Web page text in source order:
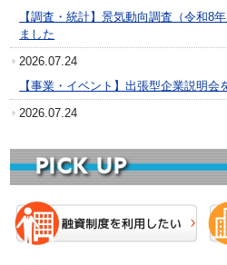
【調査・統計】景気動向調査（令和8
ました
2026.07.24
【事業・イベント】出張型企業説明会
2026.07.24
セミナーのご案内（R8.8.19）
2026.07.24
【講習会・セミナー】事業計画づくり
2026.07.22